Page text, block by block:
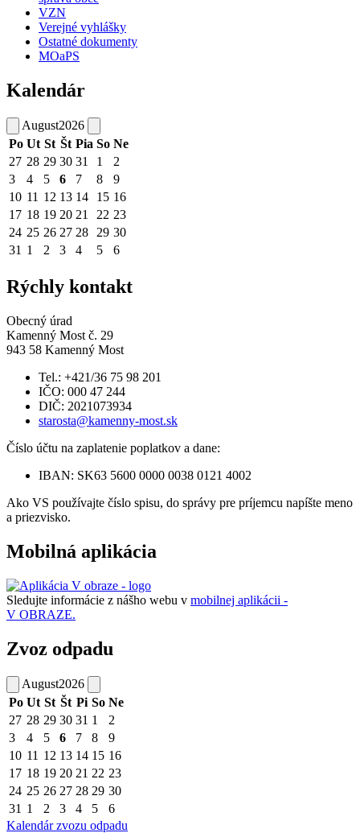
VZN
Verejné vyhlášky
Ostatné dokumenty
MOaPS
Kalendár
August2026
Po Ut St Št Pia So Ne
27 28 29 30 31 1
2
3
4 5 6 7 8
9
10 11 12 13 14 15 16
17 18 19 20 21 22 23
24 25 26 27 28 29 30
31 1 2 3 4 5 6
Rýchly kontakt
Obecný úrad
Kamenný Most č. 29
943 58 Kamenný Most
Tel.: +421/36 75 98 201
IČO: 000 47 244
DIČ: 2021073934
starosta@kamenny-most.sk
Číslo účtu na zaplatenie poplatkov a dane:
IBAN: SK63 5600 0000 0038 0121 4002
Ako VS používajte číslo spisu, do správy pre príjemcu napíšte meno
a priezvisko.
Mobilná aplikácia
Sledujte informácie z nášho webu v mobilnej aplikácii -
V OBRAZE.
Zvoz odpadu
August2026
Po Ut St Št Pi So Ne
27 28 29 30 31 1
2
3
4 5 6 7 8
9
10 11 12 13 14 15 16
17 18 19 20 21 22 23
24 25 26 27 28 29 30
31 1 2 3 4 5
6
Kalendár zvozu odpadu